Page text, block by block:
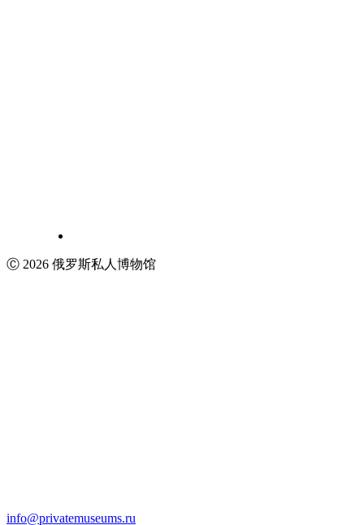
Ⓒ 2026 俄罗斯私人博物馆
info@privatemuseums.ru